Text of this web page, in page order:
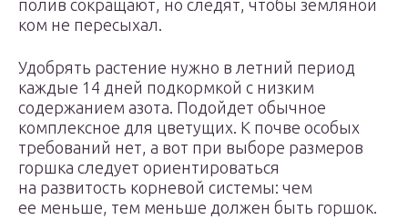
полив сокращают, но следят, чтобы земляной
ком не пересыхал.
Удобрять растение нужно в летний период
каждые 14 дней подкормкой с низким
содержанием азота. Подойдет обычное
комплексное для цветущих. К почве особых
требований нет, а вот при выборе размеров
горшка следует ориентироваться
на развитость корневой системы: чем
ее меньше, тем меньше должен быть горшок.